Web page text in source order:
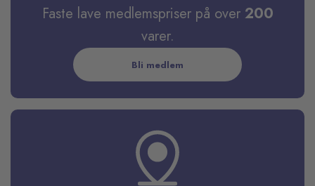
Faste lave medlemspriser på over 200
varer.
Bli medlem